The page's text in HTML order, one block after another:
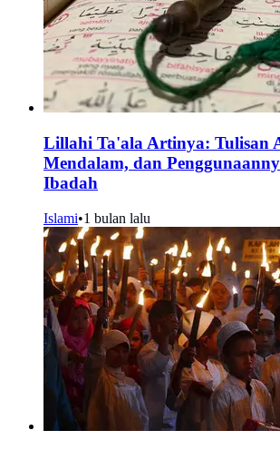
Lillahi Ta'ala Artinya: Tulisan
Mendalam, dan
Ibadah
Islami•1 bulan lalu